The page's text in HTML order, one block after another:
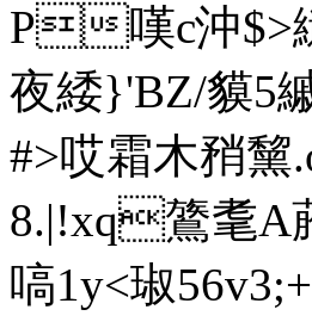
P嘆c沖
夜緌}'BZ/貘5
#>哎霜木矟
8.|!xq鷟耄
嗃1y<琡